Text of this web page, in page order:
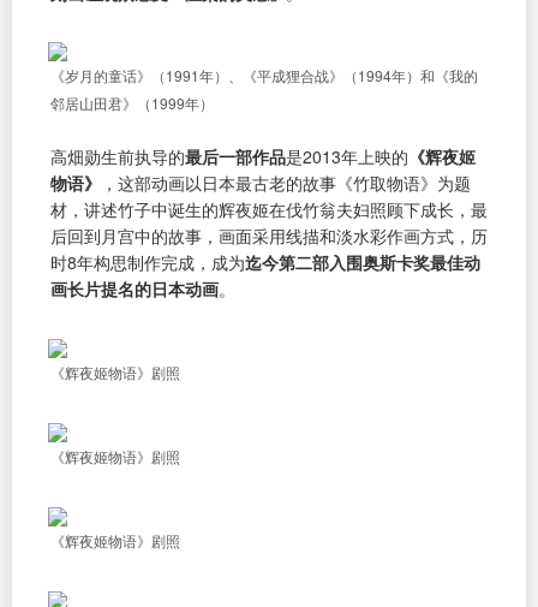
《岁月的童话》（1991年）、《平成狸合战》（1994年）和《我的
邻居山田君》（1999年）
高畑勋生前执导的最后一部作品是2013年上映的 《辉夜姬
物语》
，这部动画以日本最古老的故事《竹取物语》为题
材，讲述竹子中诞生的辉夜姬在伐竹翁夫妇照顾下成长，最
后回到月宫中的故事，画面采用线描和淡水彩作画方式，历
时8年构思制作完成，成为迄今第二部入围奥斯卡奖最佳动
画长片提名的日本动画。
《辉夜姬物语》剧照
《辉夜姬物语》剧照
《辉夜姬物语》剧照